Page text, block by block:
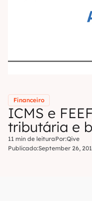
Financeiro
ICMS e
tributária e
11 min de leituraPor:Qive
Publicado:September 26,